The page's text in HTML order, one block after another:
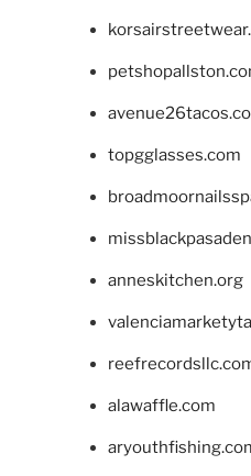
topgglasses.com
anneskitchen.org
alawaffle.com